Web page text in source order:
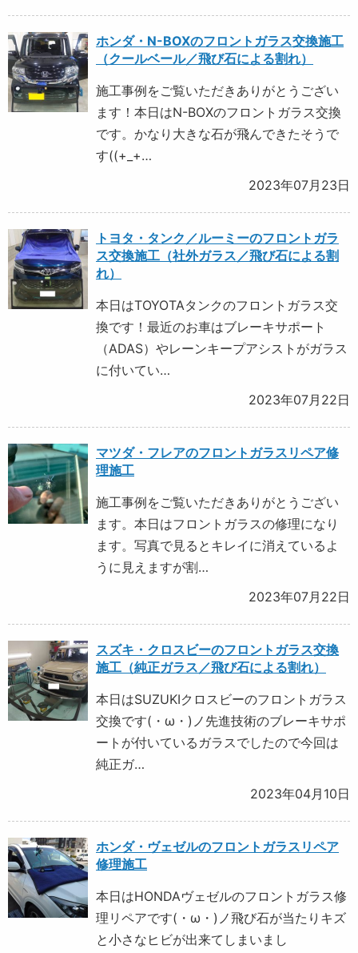
ホンダ・N-BOXのフロントガラス交換施工
（クールベール／飛び石による割れ）
施工事例をご覧いただきありがとうござい
ます！本日はN-BOXのフロントガラス交換
です。かなり大きな石が飛んできたそうで
す((+_+…
2023年07月23日
トヨタ・タンク／ルーミーのフロントガラ
ス交換施工（社外ガラス／飛び石による割
れ）
本日はTOYOTAタンクのフロントガラス交
換です！最近のお車はブレーキサポート
（ADAS）やレーンキープアシストがガラス
に付いてい…
2023年07月22日
マツダ・フレアのフロントガラスリペア修
理施工
施工事例をご覧いただきありがとうござい
ます。本日はフロントガラスの修理になり
ます。写真で見るとキレイに消えているよ
うに見えますが割…
2023年07月22日
スズキ・クロスビーのフロントガラス交換
施工（純正ガラス／飛び石による割れ）
本日はSUZUKIクロスビーのフロントガラス
交換です(・ω・)ノ先進技術のブレーキサポ
ートが付いているガラスでしたので今回は
純正ガ…
2023年04月10日
ホンダ・ヴェゼルのフロントガラスリペア
修理施工
本日はHONDAヴェゼルのフロントガラス修
理リペアです(・ω・)ノ飛び石が当たりキズ
と小さなヒビが出来てしまいまし